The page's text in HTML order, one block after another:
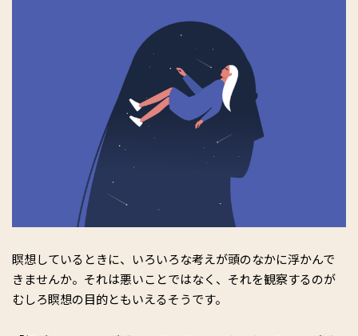
瞑想しているときに、いろいろな考えが頭のなかに浮かんで
きませんか。それは悪いことではなく、それを観察するのが
むしろ瞑想の目的ともいえるそうです。